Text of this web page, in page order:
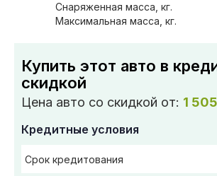
Снаряженная масса, кг.
Максимальная масса, кг.
Купить этот авто в
скидкой
Цена авто со скидкой от: 1
Кредитные условия
Срок кредитования